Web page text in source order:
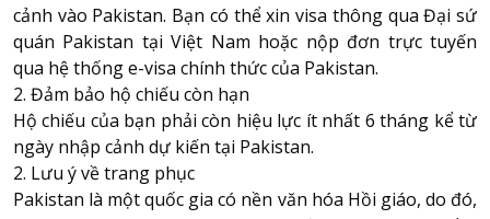
cảnh vào Pakistan. Bạn có thể xin visa thông qua Đại sứ
quán Pakistan tại Việt Nam hoặc nộp đơn trực tuyến
qua hệ thống e-visa chính thức của Pakistan.
2. Đảm bảo hộ chiếu còn hạn
Hộ chiếu của bạn phải còn hiệu lực ít nhất 6 tháng kể từ
ngày nhập cảnh dự kiến tại Pakistan.
2. Lưu ý về trang phục
Pakistan là một quốc gia có nền văn hóa Hồi giáo, do đó,